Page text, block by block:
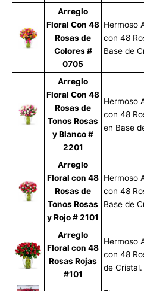
Arreglo
Floral Con 48
Rosas de
Colores #
0705
Hermoso
con 48
Base de
Arreglo
Floral Con 48
Rosas de
Tonos Rosas
y Blanco #
2201
Hermoso
con 48
en Base
Arreglo
Floral con 48
Rosas de
Tonos Rosas
y Rojo # 2101
Hermoso
con 48
Base de
Arreglo
Floral con 48
Rosas Rojas
#101
Hermoso
con 48
de Cristal.